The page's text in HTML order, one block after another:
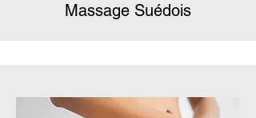
Massage Suédois